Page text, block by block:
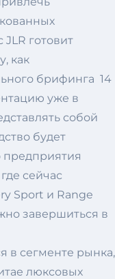
JLR готовит
как
брифинга 14
уже в
собой
будет
предприятия
сейчас
Sport и Range
завершиться в
в сегменте рынка,
люксовых